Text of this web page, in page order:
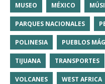
MUSEO MÉXICO
PARQUES NACIONALES
POLINESIA PUEBLOS
TIJUANA TRANSPORTES
VOLCANES WEST AFRICA